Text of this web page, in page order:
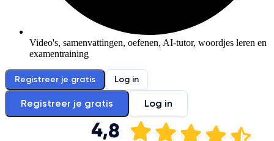
Video's, samenvattingen, oefenen, AI-tutor, woordjes leren en
examentraining
Registreer je gratis Log in
Registreer je gratis Log in